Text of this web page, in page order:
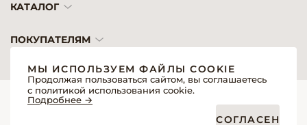
КАТАЛОГ
ПОКУПАТЕЛЯМ
© 2026 «Модерн»— Косметика и оборудование для профессионалов
Создание сайтов
МЫ ИСПОЛЬЗУЕМ ФАЙЛЫ COOKIE
Продолжая пользоваться сайтом, вы соглашаетесь
с политикой использования cookie.
Подробнее →
СОГЛАСЕН